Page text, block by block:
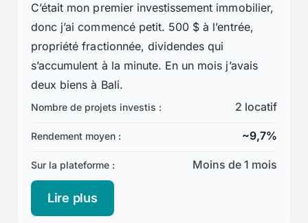
C’était mon premier investissement immobilier,
donc j’ai commencé petit. 500 $ à l’entrée,
propriété fractionnée, dividendes qui
s’accumulent à la minute. En un mois j’avais
deux biens à Bali.
Nombre de projets investis : 2 locatif
Rendement moyen : ~9,7%
Sur la plateforme : Moins de 1 mois
Lire plus